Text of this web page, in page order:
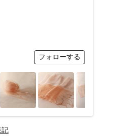
フォローする
記